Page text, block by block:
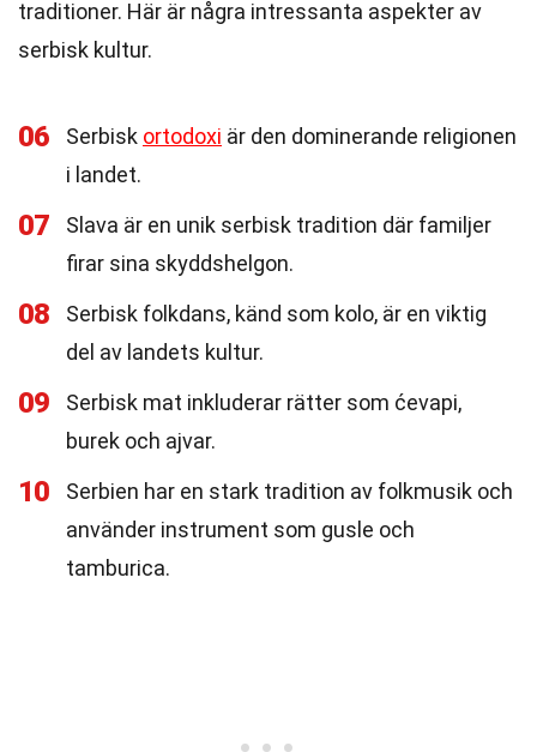
traditioner. Här är några intressanta aspekter av
serbisk kultur.
06 Serbisk ortodoxi är den dominerande religionen
i landet.
07
Slava är en unik serbisk tradition där familjer
firar sina skyddshelgon.
08
Serbisk folkdans, känd som kolo, är en viktig
del av landets kultur.
09
Serbisk mat inkluderar rätter som ćevapi,
burek och ajvar.
10
Serbien har en stark tradition av folkmusik och
använder instrument som gusle och
tamburica.